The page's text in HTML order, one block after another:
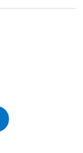
- 38.21.01.011